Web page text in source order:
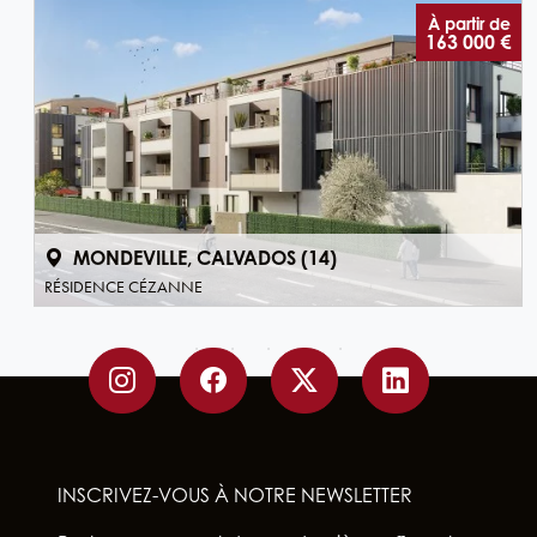
À partir de
163 000 €
MONDEVILLE, CALVADOS (14)
RÉSIDENCE CÉZANNE
INSCRIVEZ-VOUS À NOTRE NEWSLETTER